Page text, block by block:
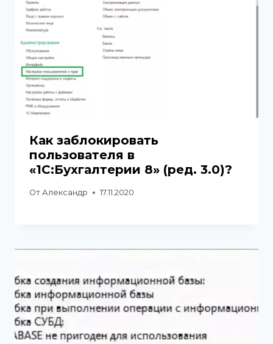
Как заблокировать
пользователя в
«1С:Бухгалтерии 8» (ред. 3.0)?
От Александр 17.11.2020